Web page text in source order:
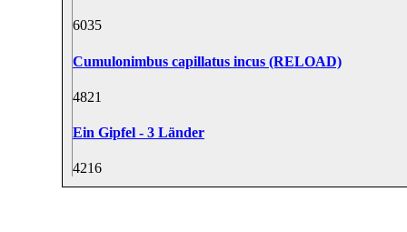
6035
Cumulonimbus capillatus incus (RELOAD)
4821
Ein Gipfel - 3 Länder
4216